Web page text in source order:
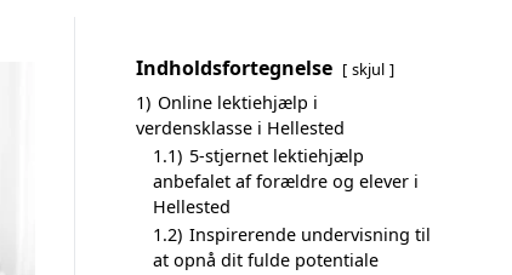
Indholdsfortegnelse skjul
1) Online lektiehjælp i
verdensklasse i Hellested
1.1) 5-stjernet lektiehjælp
anbefalet af forældre og elever i
Hellested
1.2) Inspirerende undervisning til
at opnå dit fulde potentiale